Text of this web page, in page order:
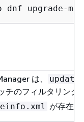
dnf upgrade-
は、
チのフィルタリング
が存在